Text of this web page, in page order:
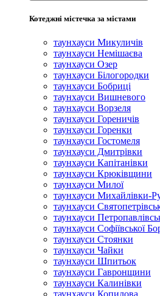
Котеджні містечка за містами
таунхауси Микуличів
таунхауси Немішаєва
таунхауси Озер
таунхауси Білогородки
таунхауси Бобриці
таунхауси Вишневого
таунхауси Ворзеля
таунхауси Гореничів
таунхауси Горенки
таунхауси Гостомеля
таунхауси Дмитрівки
таунхауси Капітанівки
таунхауси Крюківщини
таунхауси Милої
таунхауси Михайлівки-
таунхауси
таунхауси
таунхауси Софіївської
таунхауси Стоянки
таунхауси Чайки
таунхауси Шпитьок
таунхауси Гавронщини
таунхауси Калинівки